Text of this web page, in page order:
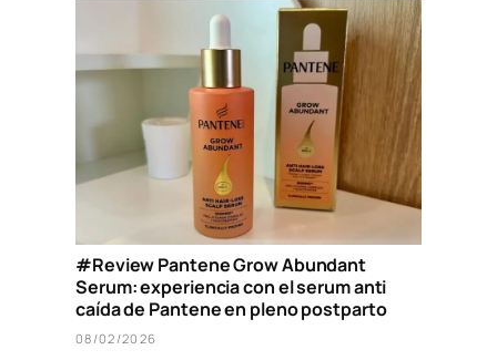
#Review Pantene Grow Abundant
Serum: experiencia con el serum anti
caída de Pantene en pleno postparto
08/02/2026